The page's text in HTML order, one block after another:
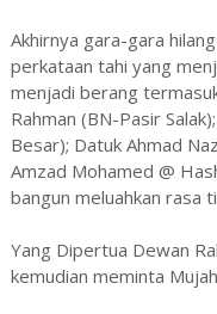
Akhirnya gara-gara
perkataan tahi yang
menjadi berang
Rahman (BN-Pasir
Besar); Datuk Ahmad
Amzad Mohamed @
bangun meluahkan rasa
Yang Dipertua Dewan
kemudian meminta